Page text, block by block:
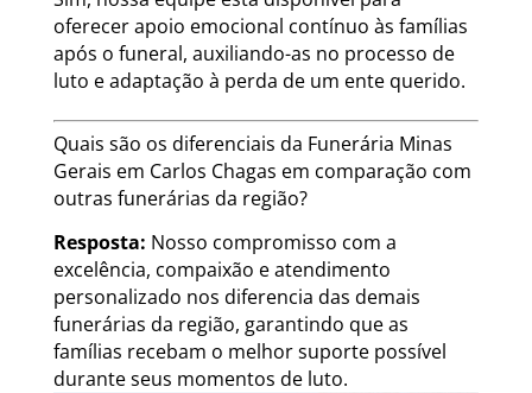
oferecer apoio emocional contínuo às famílias
após o funeral, auxiliando-as no processo de
luto e adaptação à perda de um ente querido.
Quais são os diferenciais da Funerária Minas
Gerais em Carlos Chagas em comparação com
outras funerárias da região?
Resposta: Nosso compromisso com a
excelência, compaixão e atendimento
personalizado nos diferencia das demais
funerárias da região, garantindo que as
famílias recebam o melhor suporte possível
durante seus momentos de luto.